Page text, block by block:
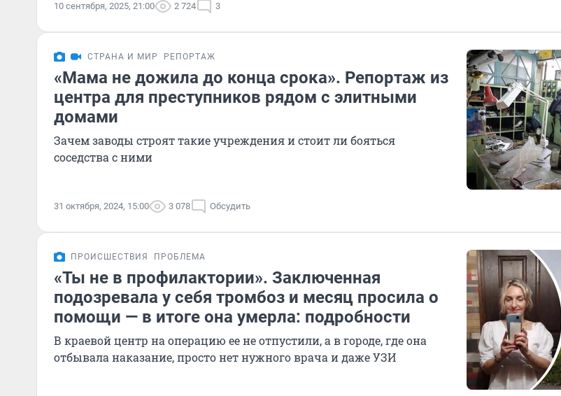
10 сентября, 2025, 21:00 2 724 3
СТРАНА И МИР РЕПОРТАЖ
«Мама не дожила до конца срока». Репортаж из
центра для преступников рядом с элитными
домами
Зачем заводы строят такие учреждения и стоит ли бояться
соседства с ними
31 октября, 2024, 15:00 3 078 Обсудить
ПРОИСШЕСТВИЯ ПРОБЛЕМА
«Ты не в профилактории». Заключенная
подозревала у себя тромбоз и месяц просила о
помощи — в итоге она умерла: подробности
В краевой центр на операцию ее не отпустили, а в городе, где она
отбывала наказание, просто нет нужного врача и даже УЗИ